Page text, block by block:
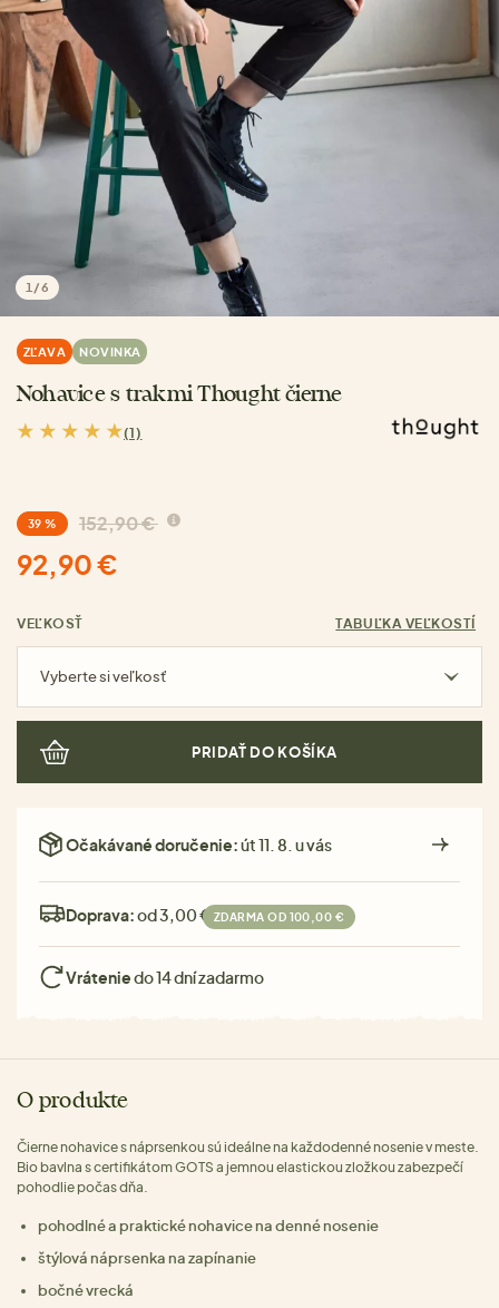
1 /6
ZĽAVA NOVINKA
Nohavice s trakmi Thought čierne
(1)
39 % 152,90 €
92,90 €
VEĽKOSŤ TABUĽKA VEĽKOSTÍ
Vyberte si veľkosť
PRIDAŤ DO KOŠÍKA
Očakávané doručenie:út 11. 8. u vás
Doprava:od 3,00 € ZDARMA OD 100,00 €
Vráteniedo 14 dní zadarmo
O produkte
Čierne nohavice s náprsenkou sú ideálne na každodenné nosenie v meste.
Bio bavlna s certifikátom GOTS a jemnou elastickou zložkou zabezpečí
pohodlie počas dňa.
pohodlné a praktické nohavice na denné nosenie
štýlová náprsenka na zapínanie
bočné vrecká